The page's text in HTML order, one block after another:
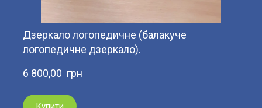
Дзеркало логопедичне (балакуче
логопедичне дзеркало).
6 800,00  грн